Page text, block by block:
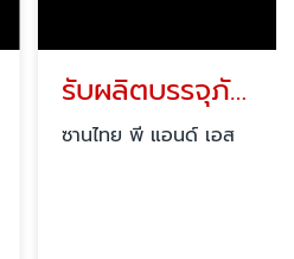
รับผลิตบรรจุภัณฑ์พลาสติกใส
ซานไทย พี แอนด์ เอส